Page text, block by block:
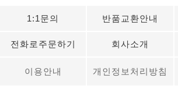
1:1문의 반품교환안내
전화로주문하기 회사소개
이용안내 개인정보처리방침